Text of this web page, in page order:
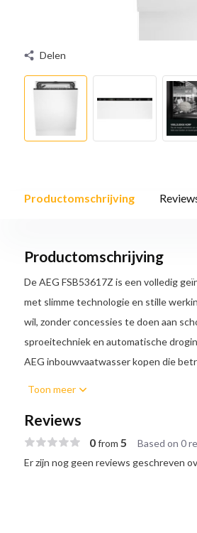
Delen
Productomschrijving
Productomschrijving
De AEG FSB53617Z is een volledig
met slimme technologie en stille
wil, zonder concessies te doen aan
sproeitechniek en automatische
AEG inbouwvaatwasser kopen die
Grondige reiniging met SatelliteClean
De AEG FSB53617Z is uitgerust met
een schoon resultaat.
Toon meer
Reviews
0from 5 Based on 0
Er zijn nog geen reviews geschreven